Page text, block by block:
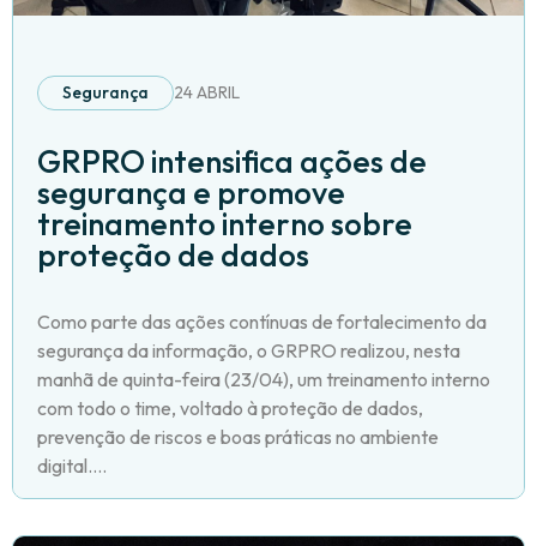
Segurança 24 ABRIL
GRPRO intensifica ações de
segurança e promove
treinamento interno sobre
proteção de dados
Como parte das ações contínuas de fortalecimento da
segurança da informação, o GRPRO realizou, nesta
manhã de quinta-feira (23/04), um treinamento interno
com todo o time, voltado à proteção de dados,
prevenção de riscos e boas práticas no ambiente
digital....